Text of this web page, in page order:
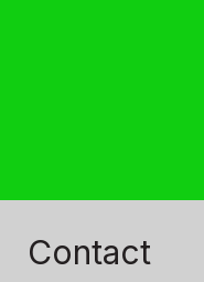
Contact